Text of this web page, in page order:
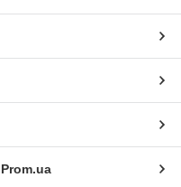
Prom.ua